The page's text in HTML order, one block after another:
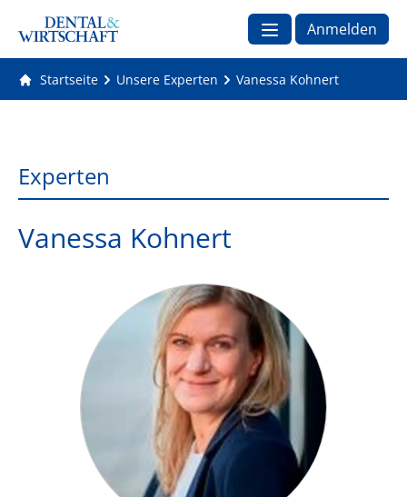
Anmelden
Startseite Unsere Experten Vanessa Kohnert
Experten
Vanessa Kohnert